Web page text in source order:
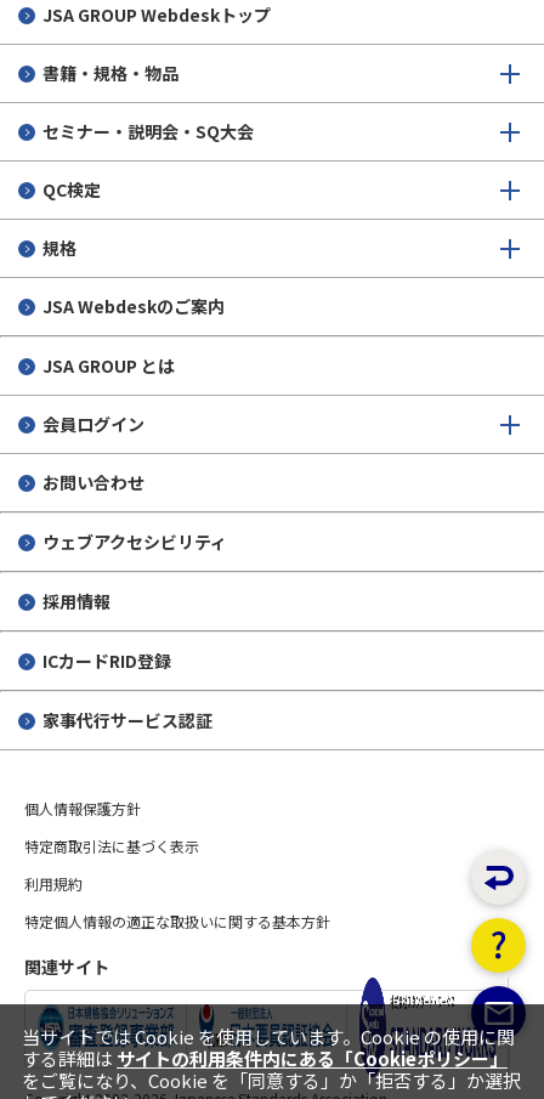
JSA GROUP Webdeskトップ
書籍・規格・物品
セミナー・説明会・SQ大会
QC検定
規格
JSA Webdeskのご案内
JSA GROUP とは
会員ログイン
お問い合わせ
ウェブアクセシビリティ
採用情報
ICカードRID登録
家事代行サービス認証
個人情報保護方針
特定商取引法に基づく表示
利用規約
特定個人情報の適正な取扱いに関する基本方針
関連サイト
当サイトでは Cookie を使用しています。Cookie の使用に関
する詳細は サイトの利用条件内にある「Cookieポリシー」
をご覧になり、Cookie を「同意する」か「拒否する」か選択